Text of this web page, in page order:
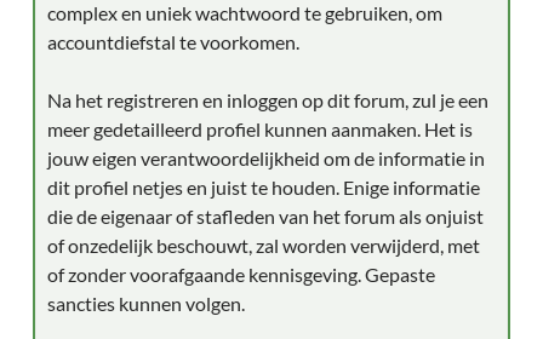
complex en uniek wachtwoord te gebruiken, om
accountdiefstal te voorkomen.
Na het registreren en inloggen op dit forum, zul je een
meer gedetailleerd profiel kunnen aanmaken. Het is
jouw eigen verantwoordelijkheid om de informatie in
dit profiel netjes en juist te houden. Enige informatie
die de eigenaar of stafleden van het forum als onjuist
of onzedelijk beschouwt, zal worden verwijderd, met
of zonder voorafgaande kennisgeving. Gepaste
sancties kunnen volgen.